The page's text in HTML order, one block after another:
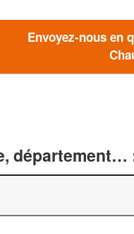
Envoyez-nous en
département…